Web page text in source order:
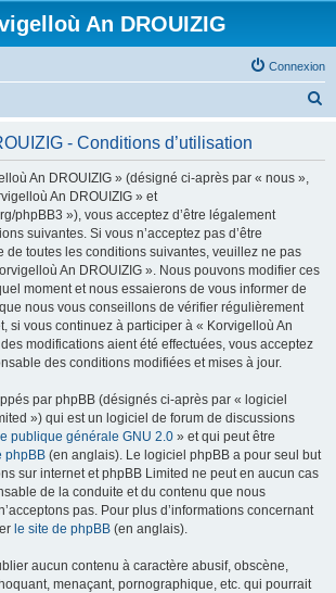
An DROUIZIG
Connexion
- Conditions d’utilisation
An DROUIZIG » (désigné ci-après par « nous »,
An DROUIZIG » et
phpBB3 »), vous acceptez d’être légalement
suivantes. Si vous n’acceptez pas d’être
de toutes les conditions suivantes, veuillez ne pas
An DROUIZIG ». Nous pouvons modifier ces
moment et nous essaierons de vous informer de
nous vous conseillons de vérifier régulièrement
si vous continuez à participer à « Korvigelloù An
modifications aient été effectuées, vous acceptez
des conditions modifiées et mises à jour.
par phpBB (désignés ci-après par « logiciel
») qui est un logiciel de forum de discussions
publique générale GNU 2.0 » et qui peut être
phpBB (en anglais). Le logiciel phpBB a pour seul but
sur internet et phpBB Limited ne peut en aucun cas
de la conduite et du contenu que nous
pas. Pour plus d’informations concernant
le site de phpBB (en anglais).
aucun contenu à caractère abusif, obscène,
menaçant, pornographique, etc. qui pourrait